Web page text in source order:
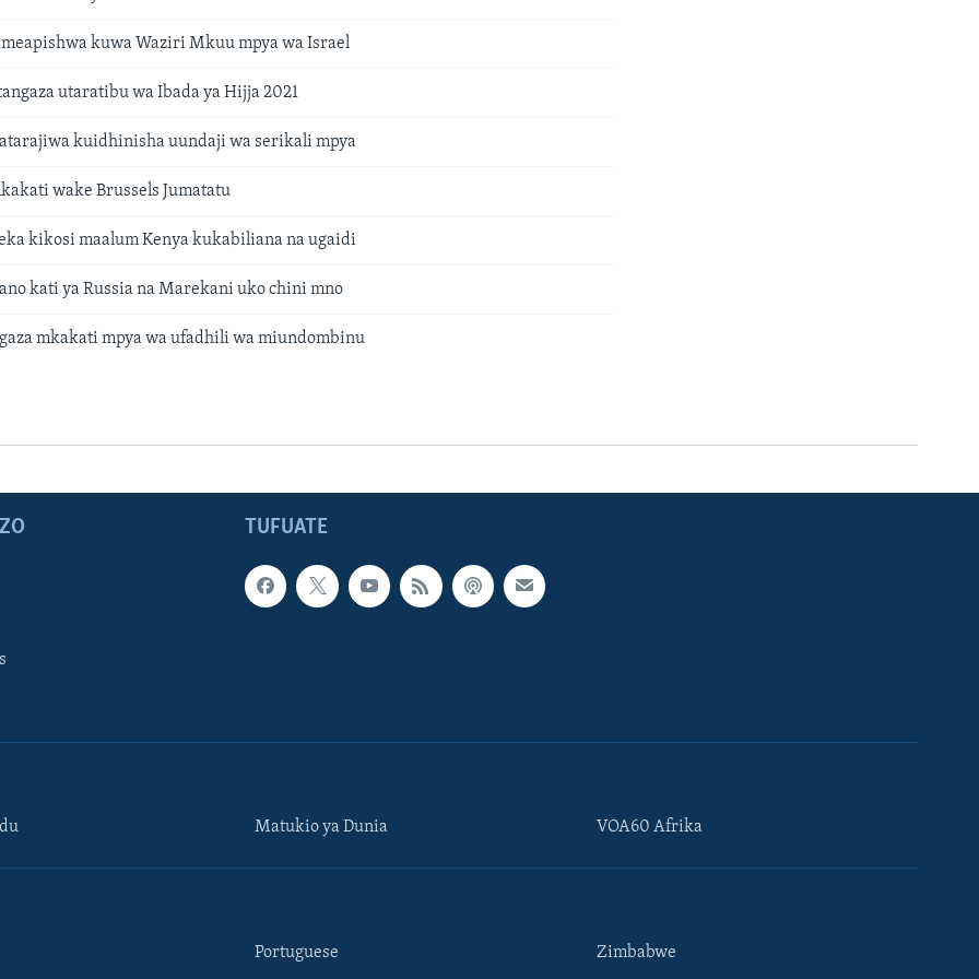
kuwa Waziri Mkuu mpya wa Israel
utaratibu wa Ibada ya Hijja 2021
kuidhinisha uundaji wa serikali mpya
wake Brussels Jumatatu
kikosi maalum Kenya kukabiliana na ugaidi
kati ya Russia na Marekani uko chini mno
mkakati mpya wa ufadhili wa miundombinu
TUFUATE
Matukio ya Dunia VOA60 Afrika
Portuguese Zimbabwe